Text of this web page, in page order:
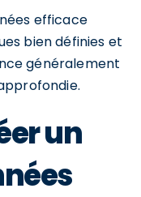
efficace
bien définies et
généralement
un